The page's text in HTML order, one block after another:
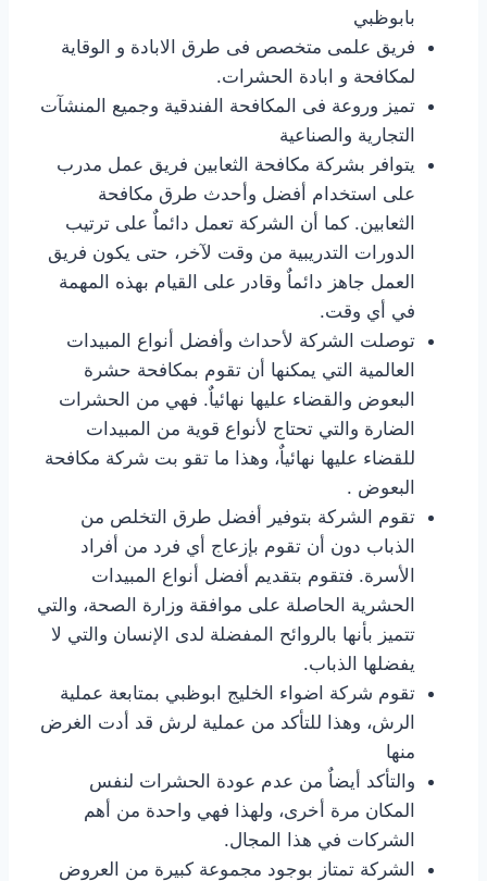
بابوظبي
فريق علمى متخصص فى طرق الابادة و الوقاية
لمكافحة و ابادة الحشرات.
تميز وروعة فى المكافحة الفندقية وجميع المنشآت
التجارية والصناعية
يتوافر بشركة مكافحة الثعابين فريق عمل مدرب
على استخدام أفضل وأحدث طرق مكافحة
الثعابين. كما أن الشركة تعمل دائماٌ على ترتيب
الدورات التدريبية من وقت لآخر، حتى يكون فريق
العمل جاهز دائماٌ وقادر على القيام بهذه المهمة
في أي وقت.
توصلت الشركة لأحداث وأفضل أنواع المبيدات
العالمية التي يمكنها أن تقوم بمكافحة حشرة
البعوض والقضاء عليها نهائياٌ. فهي من الحشرات
الضارة والتي تحتاج لأنواع قوية من المبيدات
للقضاء عليها نهائياٌ، وهذا ما تقو بت شركة مكافحة
البعوض .
تقوم الشركة بتوفير أفضل طرق التخلص من
الذباب دون أن تقوم بإزعاج أي فرد من أفراد
الأسرة. فتقوم بتقديم أفضل أنواع المبيدات
الحشرية الحاصلة على موافقة وزارة الصحة، والتي
تتميز بأنها بالروائح المفضلة لدى الإنسان والتي لا
يفضلها الذباب.
تقوم شركة اضواء الخليج ابوظبي بمتابعة عملية
الرش، وهذا للتأكد من عملية لرش قد أدت الغرض
منها
والتأكد أيضاٌ من عدم عودة الحشرات لنفس
المكان مرة أخرى، ولهذا فهي واحدة من أهم
الشركات في هذا المجال.
الشركة تمتاز بوجود مجموعة كبيرة من العروض